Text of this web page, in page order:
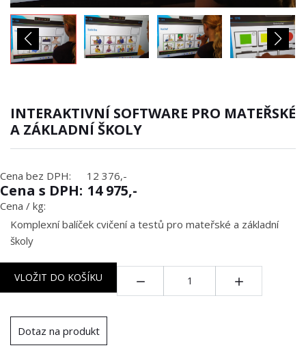
INTERAKTIVNÍ SOFTWARE PRO MATEŘSKÉ
A ZÁKLADNÍ ŠKOLY
Cena bez DPH: 12 376,-
Cena s DPH: 14 975,-
Cena / kg:
Komplexní balíček cvičení a testů pro mateřské a základní
školy
VLOŽIT DO KOŠÍKU
Dotaz na produkt